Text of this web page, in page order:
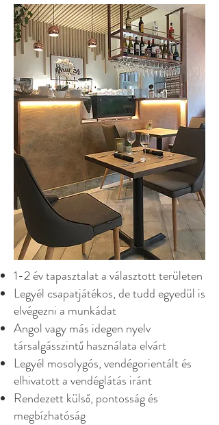
1-2 év tapasztalat a választott területen
Legyél csapatjátékos, de tudd egyedül is
elvégezni a munkádat
Angol vagy más idegen nyelv
társalgásszintű használata elvárt
Legyél mosolygós, vendégorientált és
elhivatott a vendéglátás iránt
Rendezett külső, pontosság és
megbízhatóság